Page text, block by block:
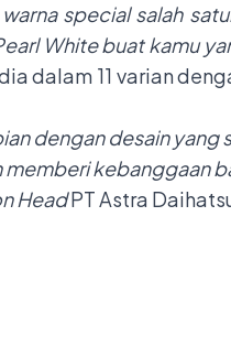
special salah
White buat kamu
dalam 11 varian
dengan desain
kebanggaan
HeadPT Astra